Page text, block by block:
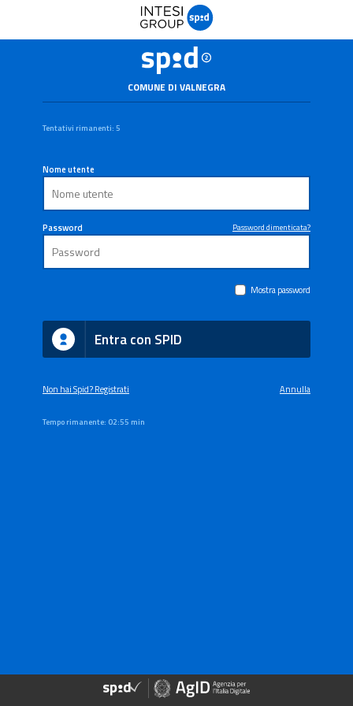
COMUNE DI VALNEGRA
Tentativi rimanenti: 5
Nome utente
Password Password dimenticata?
Mostra password
Entra con SPID
Non hai Spid? Registrati Annulla
Tempo rimanente: 02:55 min